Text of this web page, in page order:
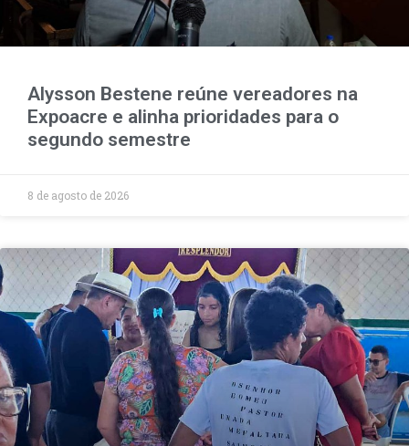
Alysson Bestene reúne vereadores na
Expoacre e alinha prioridades para o
segundo semestre
8 de agosto de 2026